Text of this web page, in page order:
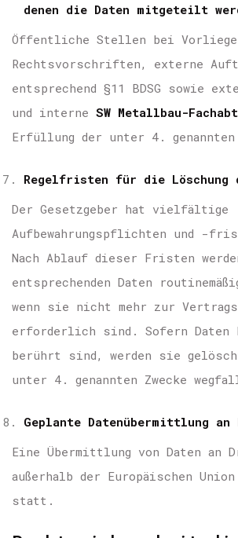
denen die Daten mitgeteilt
Öffentliche Stellen bei
Rechtsvorschriften, externe
entsprechend §11 BDSG sowie
und interne SW Metallbau-
Erfüllung der unter 4. genannten
Regelfristen für die Löschung
Der Gesetzgeber hat vielfältige
Aufbewahrungspflichten und -
Nach Ablauf dieser Fristen
entsprechenden Daten
wenn sie nicht mehr zur
erforderlich sind. Sofern Daten
berührt sind, werden sie
unter 4. genannten Zwecke
Geplante Datenübermittlung
Eine Übermittlung von Daten an
außerhalb der Europäischen
statt.